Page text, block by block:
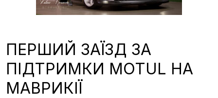
ПЕРШИЙ ЗАЇЗД ЗА
ПІДТРИМКИ MOTUL НА
МАВРИКІЇ